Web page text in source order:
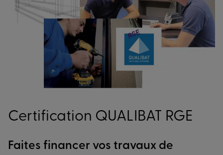
Certification QUALIBAT RGE
Faites financer vos travaux de